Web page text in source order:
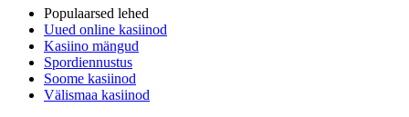
Populaarsed lehed
Uued online kasiinod
Kasiino mängud
Spordiennustus
Soome kasiinod
Välismaa kasiinod